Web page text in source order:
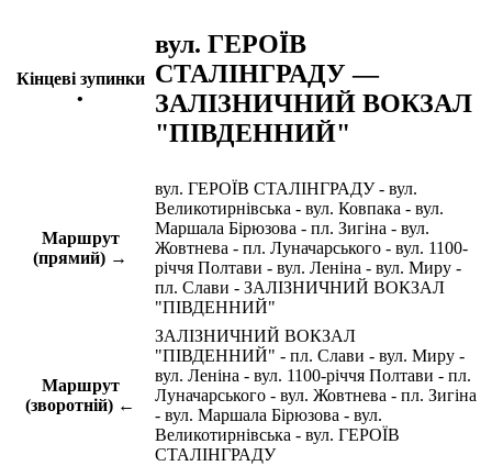
Кінцеві зупинки
•
вул. ГЕРОЇВ
СТАЛІНГРАДУ —
ЗАЛІЗНИЧНИЙ ВОКЗАЛ
"ПІВДЕННИЙ"
Маршрут
(прямий) →
вул. ГЕРОЇВ СТАЛІНГРАДУ - вул.
Великотирнівська - вул. Ковпака - вул.
Маршала Бірюзова - пл. Зигіна - вул.
Жовтнева - пл. Луначарського - вул. 1100-
річчя Полтави - вул. Леніна - вул. Миру -
пл. Слави - ЗАЛІЗНИЧНИЙ ВОКЗАЛ
"ПІВДЕННИЙ"
Маршрут
(зворотній) ←
ЗАЛІЗНИЧНИЙ ВОКЗАЛ
"ПІВДЕННИЙ" - пл. Слави - вул. Миру -
вул. Леніна - вул. 1100-річчя Полтави - пл.
Луначарського - вул. Жовтнева - пл. Зигіна
- вул. Маршала Бірюзова - вул.
Великотирнівська - вул. ГЕРОЇВ
СТАЛІНГРАДУ